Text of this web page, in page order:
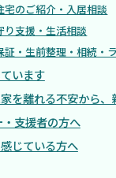
のご紹介・入居相談
支援・生活相談
・生前整理・相続・
います
を離れる不安から、
支援者の方へ
じている方へ